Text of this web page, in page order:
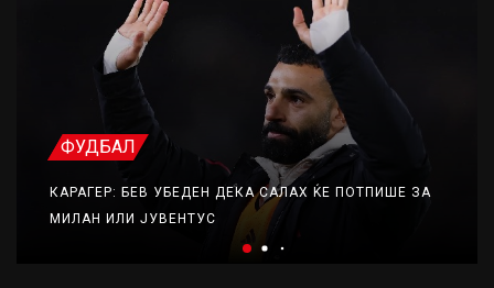
ФУДБАЛ
КАРАГЕР: БЕВ УБЕДЕН ДЕКА САЛАХ ЌЕ ПОТПИШЕ ЗА
МИЛАН ИЛИ ЈУВЕНТУС